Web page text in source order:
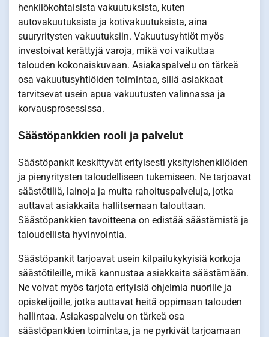
henkilökohtaisista vakuutuksista, kuten
autovakuutuksista ja kotivakuutuksista, aina
suuryritysten vakuutuksiin. Vakuutusyhtiöt myös
investoivat kerättyjä varoja, mikä voi vaikuttaa
talouden kokonaiskuvaan. Asiakaspalvelu on tärkeä
osa vakuutusyhtiöiden toimintaa, sillä asiakkaat
tarvitsevat usein apua vakuutusten valinnassa ja
korvausprosessissa.
Säästöpankkien rooli ja palvelut
Säästöpankit keskittyvät erityisesti yksityishenkilöiden
ja pienyritysten taloudelliseen tukemiseen. Ne tarjoavat
säästötiliä, lainoja ja muita rahoituspalveluja, jotka
auttavat asiakkaita hallitsemaan talouttaan.
Säästöpankkien tavoitteena on edistää säästämistä ja
taloudellista hyvinvointia.
Säästöpankit tarjoavat usein kilpailukykyisiä korkoja
säästötileille, mikä kannustaa asiakkaita säästämään.
Ne voivat myös tarjota erityisiä ohjelmia nuorille ja
opiskelijoille, jotka auttavat heitä oppimaan talouden
hallintaa. Asiakaspalvelu on tärkeä osa
säästöpankkien toimintaa, ja ne pyrkivät tarjoamaan